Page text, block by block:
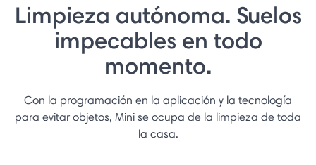
Limpieza autónoma. Suelos
impecables en todo
momento.
Con la programación en la aplicación y la tecnología
para evitar objetos, Mini se ocupa de la limpieza de toda
la casa.